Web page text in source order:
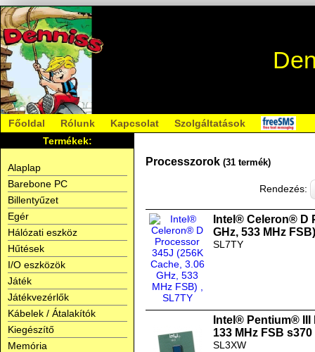
Főoldal Rólunk Kapcsolat
Szolgáltatások
Termékek:
Alaplap
Barebone PC
Billentyűzet
Egér
Hálózati eszköz
Hűtések
I/O eszközök
Játék
Játékvezérlők
Kábelek / Átalakítók
Kiegészítő
Memória
Processzorok (31 termék)
Rendezés:
Intel® Celeron® D
GHz, 533 MHz FSB)
SL7TY
Intel® Pentium® III
133 MHz FSB s370
SL3XW